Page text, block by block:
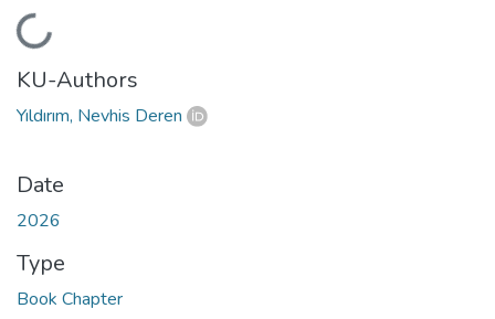
Loading...
KU-Authors
Yıldırım, Nevhis Deren
Date
2026
Type
Book Chapter